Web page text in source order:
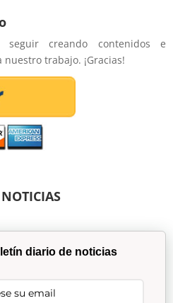
creando contenidos e
trabajo. ¡Gracias!
diario de noticias